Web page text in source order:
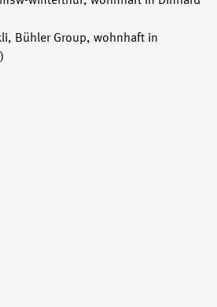
Bühler Group, wohnhaft in